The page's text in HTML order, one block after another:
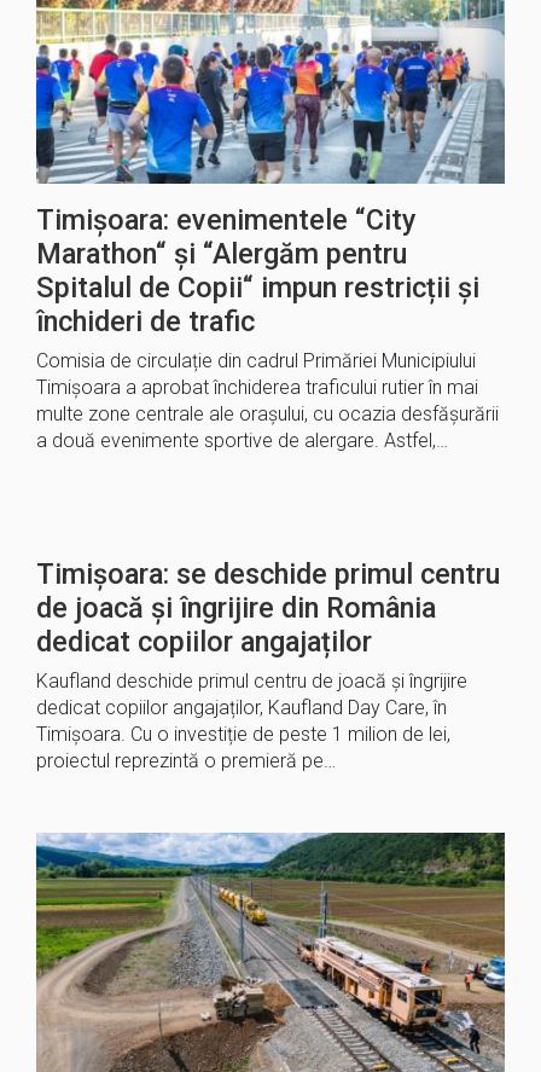
Timișoara: evenimentele “City
Marathon“ și “Alergăm pentru
Spitalul de Copii“ impun restricții și
închideri de trafic
Comisia de circulație din cadrul Primăriei Municipiului
Timișoara a aprobat închiderea traficului rutier în mai
multe zone centrale ale orașului, cu ocazia desfășurării
a două evenimente sportive de alergare. Astfel,…
Timișoara: se deschide primul centru
de joacă și îngrijire din România
dedicat copiilor angajaților
Kaufland deschide primul centru de joacă și îngrijire
dedicat copiilor angajaților, Kaufland Day Care, în
Timișoara. Cu o investiție de peste 1 milion de lei,
proiectul reprezintă o premieră pe…